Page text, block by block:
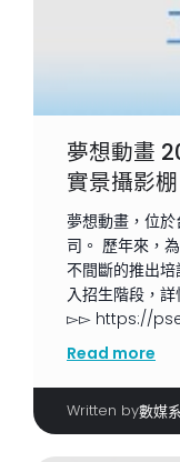
夢想動畫
實景攝影棚
夢想動畫，位
司。 歷年來，
不間斷的推出
入招生階段，
▻▻ https://
Read more
Written by數媒系